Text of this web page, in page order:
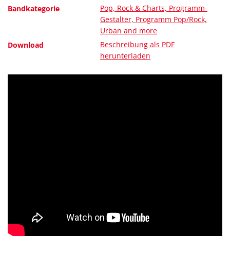
Bandkategorie
Pop, Rock & Charts, Programm-
Gestalter, Programm Pop/Rock,
Urban and more
Download
Beschreibung als PDF
herunterladen